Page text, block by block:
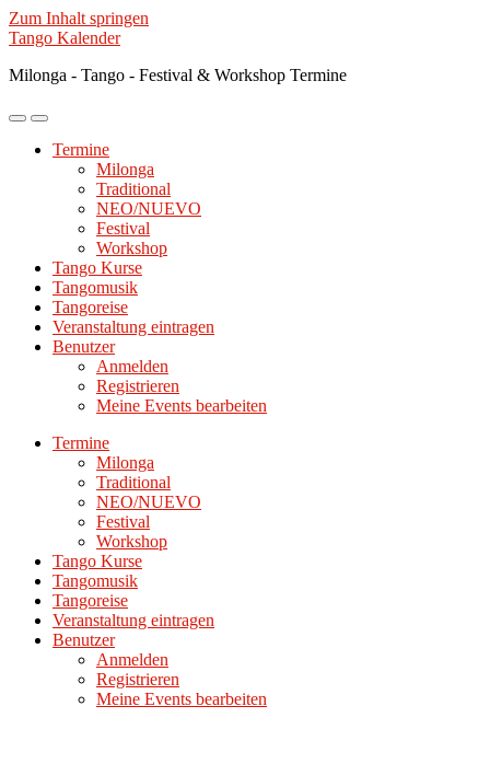
Zum Inhalt springen
Tango Kalender
Milonga - Tango - Festival & Workshop Termine
Mobile-
ein-/ausblenden
Suchfeld
ein-/ausblenden
Termine
Milonga
Traditional
NEO/NUEVO
Festival
Workshop
Tango Kurse
Tangomusik
Tangoreise
Veranstaltung eintragen
Benutzer
Anmelden
Registrieren
Meine Events bearbeiten
Termine
Milonga
Traditional
NEO/NUEVO
Festival
Workshop
Tango Kurse
Tangomusik
Tangoreise
Veranstaltung eintragen
Benutzer
Anmelden
Registrieren
Meine Events bearbeiten